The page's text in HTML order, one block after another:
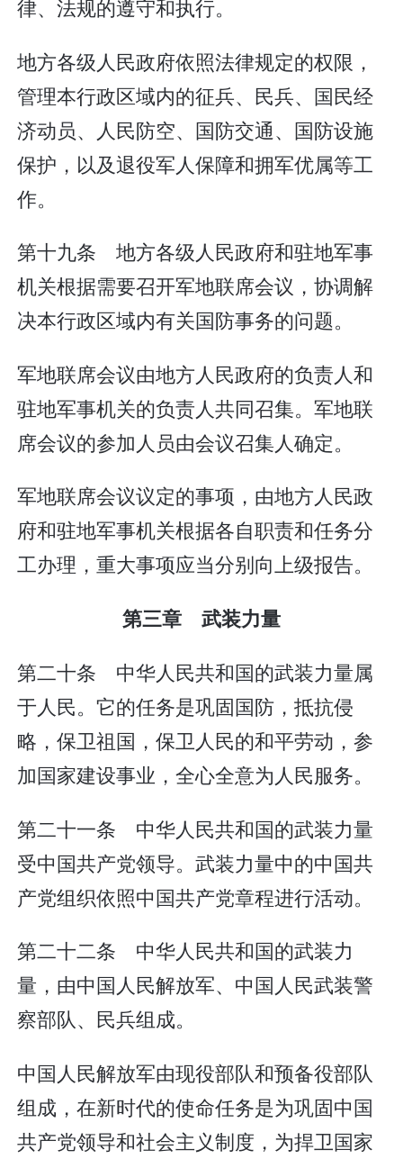
律、法规的遵守和执行。
地方各级人民政府依照法律规定的权限，
管理本行政区域内的征兵、民兵、国民经
济动员、人民防空、国防交通、国防设施
保护，以及退役军人保障和拥军优属等工
作。
第十九条 地方各级人民政府和驻地军事
机关根据需要召开军地联席会议，协调解
决本行政区域内有关国防事务的问题。
军地联席会议由地方人民政府的负责人和
驻地军事机关的负责人共同召集。军地联
席会议的参加人员由会议召集人确定。
军地联席会议议定的事项，由地方人民政
府和驻地军事机关根据各自职责和任务分
工办理，重大事项应当分别向上级报告。
第三章 武装力量
第二十条 中华人民共和国的武装力量属
于人民。它的任务是巩固国防，抵抗侵
略，保卫祖国，保卫人民的和平劳动，参
加国家建设事业，全心全意为人民服务。
第二十一条 中华人民共和国的武装力量
受中国共产党领导。武装力量中的中国共
产党组织依照中国共产党章程进行活动。
第二十二条 中华人民共和国的武装力
量，由中国人民解放军、中国人民武装警
察部队、民兵组成。
中国人民解放军由现役部队和预备役部队
组成，在新时代的使命任务是为巩固中国
共产党领导和社会主义制度，为捍卫国家